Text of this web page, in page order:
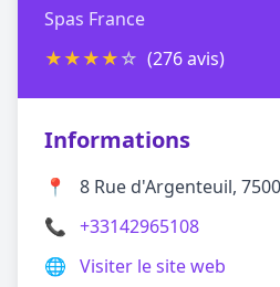
Spas France
★★★★☆ (276 avis)
Informations
📍
8 Rue d'Argenteuil,
📞 +33142965108
🌐 Visiter le site web